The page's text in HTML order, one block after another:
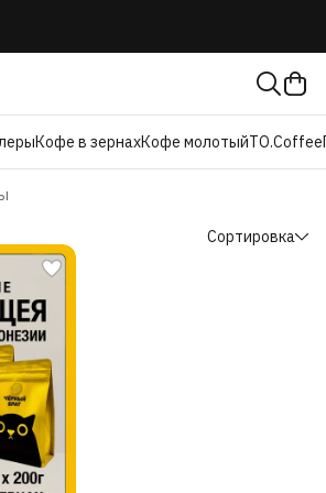
Кофе в зернахКофе молотыйTO.Coffee
Сортировка